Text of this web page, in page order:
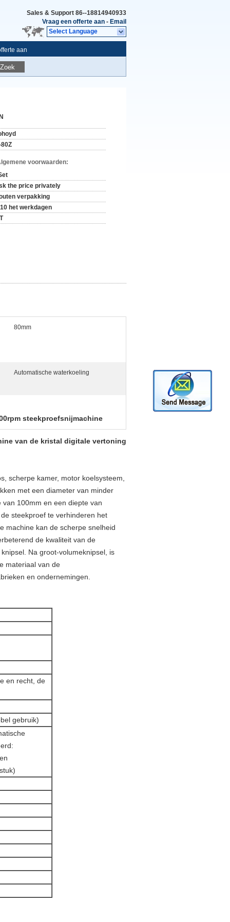
Sales & Support 86--18814940933
Vraag een offerte aan - Email
Select Language
aan
Zoek
80Z
voorwaarden:
the price privately
verpakking
het werkdagen
80mm
Automatische waterkoeling
steekproefsnijmachine
van de kristal digitale vertoning
scherpe kamer, motor koelsysteem,
met een diameter van minder
100mm en een diepte van
steekproef te verhinderen het
machine kan de scherpe snelheid
de kwaliteit van de
Na groot-volumeknipsel, is
materiaal van de
en ondernemingen.
en recht, de
gebruik)